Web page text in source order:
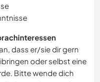
dass er/sie dir gern
oder selbst eine
Bitte wende dich